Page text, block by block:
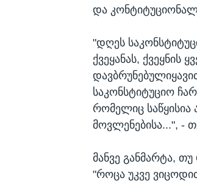
და
"დღეს
ქვეყანას, ქვეყნის
საკონსტიტუციო
რომელიც
მოვლენებისა...", -
მანვე განმარტა,
"როცა უკვე